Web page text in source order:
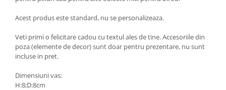
Acest produs este standard, nu se personalizeaza.
Veti primi o felicitare cadou cu textul ales de tine. Accesoriile din
poza (elemente de decor) sunt doar pentru prezentare, nu sunt
incluse in pret.
Dimensiuni vas:
H:8;D:8cm